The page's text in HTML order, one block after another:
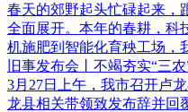
春天的郊野起头忙碌起来，
全面展开。本年的春耕，科
机施肥到智能化育秧工场，
旧事发布会丨不竭夯实“三
3月27日上午，我市召开卢
龙县相关带领致发布辞并回